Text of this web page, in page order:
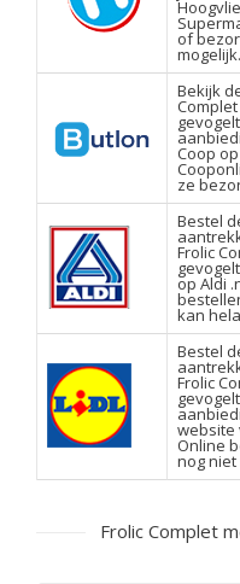
of
mogelijk.
Bekijk
Coop
ze
Bestel
Frolic
op Aldi
kan
Bestel
Frolic
website
Online
nog niet
Frolic Complet